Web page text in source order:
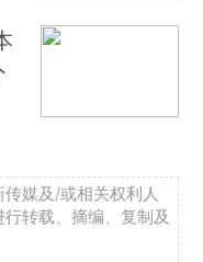
媒及/或相关权利人
转载、摘编、复制及